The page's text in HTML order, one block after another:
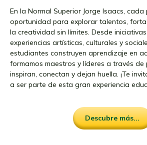
En la Normal Superior Jorge Isaacs,
oportunidad para explorar talentos,
la creatividad sin límites. Desde
experiencias artísticas, culturales y
estudiantes construyen aprendizaje en
formamos maestros y líderes a través de
inspiran, conectan y dejan huella. ¡Te
a ser parte de esta gran experiencia
Descubre más...